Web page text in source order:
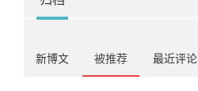
新博文 被推荐 最近评论